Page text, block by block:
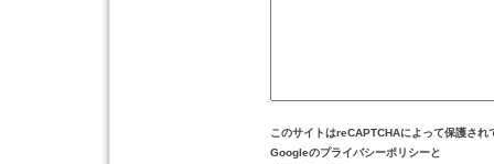
このサイトはreCAPTCHAによって保護され
Googleのプライバシーポリシーと